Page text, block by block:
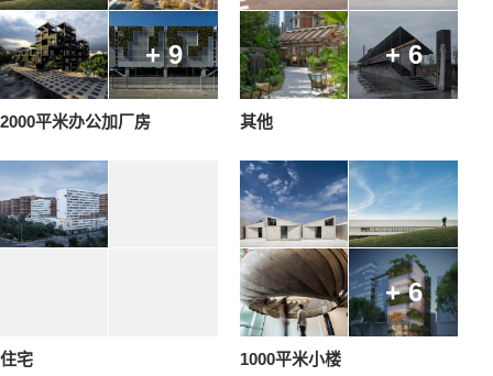
+ 9
2000平米办公加厂房
+ 6
其他
住宅
+ 6
1000平米小楼